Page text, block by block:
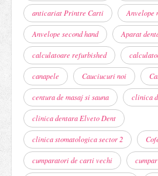
anticariat Printre Carti Anvelope
Anvelope second hand Aparat
calculatoare refurbished
canapele Cauciucuri noi
centura de masaj si sauna clinica
clinica dentara Elveto Dent
clinica stomatologica sector 2
cumparatori de carti vechi